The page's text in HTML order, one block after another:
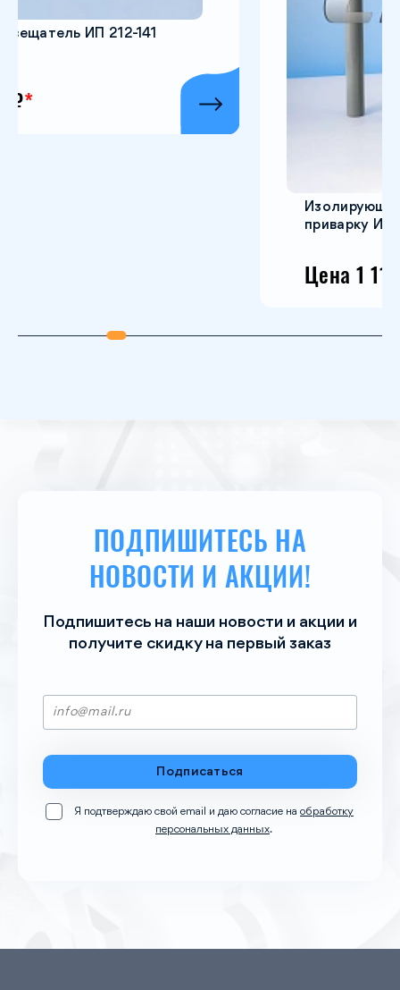
• сигнализатор загазованности природным газом
СЗ-1-Б;
• источник питания 5В 1А, длина кабеля 1,75 м;
• клапан запорный газовый электромагнитный
КЗГЭМ-БМ DN 15..25 PN 0,005 МПа или по заказу
• кабель соединительный для сигнализаторов 3 м
оснащены разъемами для быстрого соединения и не
требуют разделки при монтаже.
141
Изолирующее соединение
приварку ИС 22-530
Цена 1 114 ₽*
ПОДПИШИТЕСЬ НА
НОВОСТИ И АКЦИИ!
Подпишитесь на наши новости и акции и
получите скидку на пеpвый заказ
Подписаться
Я подтверждаю свой email и даю согласие на обработку
персональных данных.